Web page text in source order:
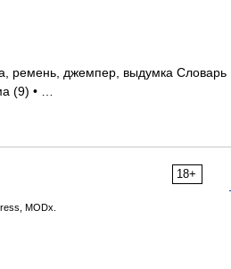
ремень, джемпер, выдумка Словарь
(9) • …
18+
MODx.